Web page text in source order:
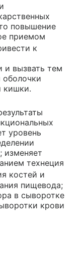
повышение
приемом
к
и вызвать тем
кишки.
уровень
изменяет
технеция
костей и
пищевода;
в сыворотке
крови